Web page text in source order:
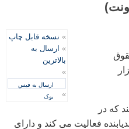
» نسخه قابل چاپ
» ارسال به
بالاترین
»
ارسال به فیس
بوک
»
که در
فعاليت می کند و دارای